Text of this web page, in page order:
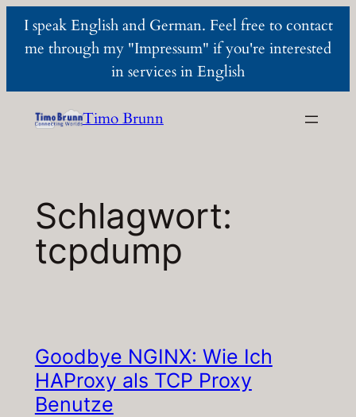
I speak English and German. Feel free to contact
me through my "Impressum" if you're interested
in services in English
Inhalt
Timo Brunn
Schlagwort:
tcpdump
Goodbye NGINX: Wie Ich
HAProxy als TCP Proxy
Benutze